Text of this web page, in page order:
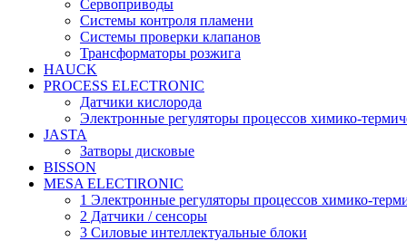
Сервоприводы
Системы контроля пламени
Системы проверки клапанов
Трансформаторы розжига
HAUCK
PROCESS ELECTRONIC
Датчики кислорода
Электронные регуляторы процессов химико-
JASTA
Затворы дисковые
BISSON
MESA ELECTlRONIC
1 Электронные регуляторы процессов химико-
2 Датчики / сенсоры
3 Силовые интеллектуальные блоки